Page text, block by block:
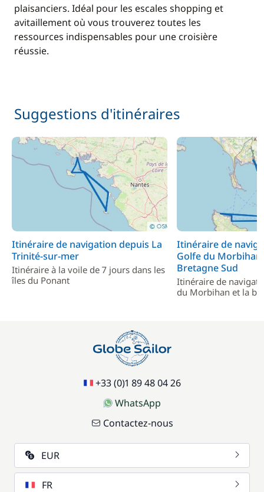
plaisanciers. Idéal pour les escales shopping et
avitaillement où vous trouverez toutes les
ressources indispensables pour une croisière
réussie.
Suggestions d'itinéraires
Itinéraire de navigation depuis La
Trinité-sur-mer
Itinéraire à la voile de 7 jours dans les
îles du Ponant
Itinéraire de
Golfe du Morbihan
Bretagne Sud
Itinéraire de
du Morbihan et la
+33 (0)1 89 48 04 26
WhatsApp
Contactez-nous
EUR
FR